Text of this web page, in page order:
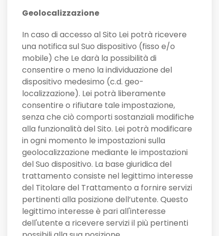
Geolocalizzazione
In caso di accesso al Sito Lei potrà ricevere
una notifica sul Suo dispositivo (fisso e/o
mobile) che Le darà la possibilità di
consentire o meno la individuazione del
dispositivo medesimo (c.d. geo-
localizzazione). Lei potrà liberamente
consentire o rifiutare tale impostazione,
senza che ciò comporti sostanziali modifiche
alla funzionalità del Sito. Lei potrà modificare
in ogni momento le impostazioni sulla
geolocalizzazione mediante le impostazioni
del Suo dispositivo. La base giuridica del
trattamento consiste nel legittimo interesse
del Titolare del Trattamento a fornire servizi
pertinenti alla posizione dell’utente. Questo
legittimo interesse è pari all'interesse
dell'utente a ricevere servizi il più pertinenti